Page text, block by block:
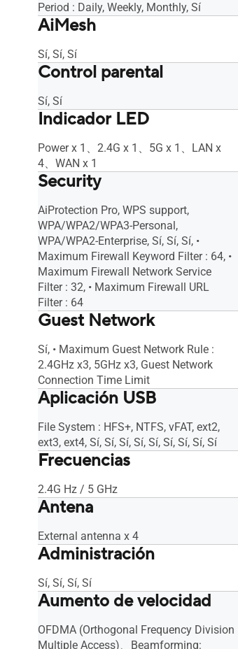
Period : Daily, Weekly, Monthly, Sí
AiMesh
Sí, Sí, Sí
Control parental
Sí, Sí
Indicador LED
Power x 1、2.4G x 1、5G x 1、LAN x
4、WAN x 1
Security
AiProtection Pro, WPS support,
WPA/WPA2/WPA3-Personal,
WPA/WPA2-Enterprise, Sí, Sí, Sí, •
Maximum Firewall Keyword Filter : 64, •
Maximum Firewall Network Service
Filter : 32, • Maximum Firewall URL
Filter : 64
Guest Network
Sí, • Maximum Guest Network Rule :
2.4GHz x3, 5GHz x3, Guest Network
Connection Time Limit
Aplicación USB
File System : HFS+, NTFS, vFAT, ext2,
ext3, ext4, Sí, Sí, Sí, Sí, Sí, Sí, Sí, Sí, Sí
Frecuencias
2.4G Hz / 5 GHz
Antena
External antenna x 4
Administración
Sí, Sí, Sí, Sí
Aumento de velocidad
OFDMA (Orthogonal Frequency Division
Multiple Access)、Beamforming: